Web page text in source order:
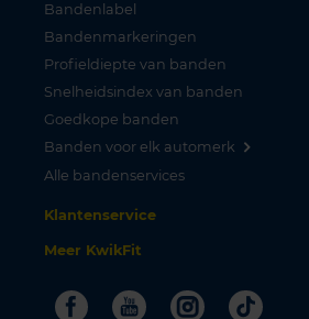
Bandenlabel
Bandenmarkeringen
Profieldiepte van banden
Snelheidsindex van banden
Goedkope banden
Banden voor elk automerk
Alle bandenservices
Klantenservice
Meer KwikFit
FacebookYoutubeInstagram
Tiktok